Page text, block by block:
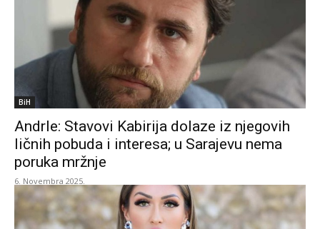
BiH
Andrle: Stavovi Kabirija dolaze iz njegovih
ličnih pobuda i interesa; u Sarajevu nema
poruka mržnje
6. Novembra 2025.